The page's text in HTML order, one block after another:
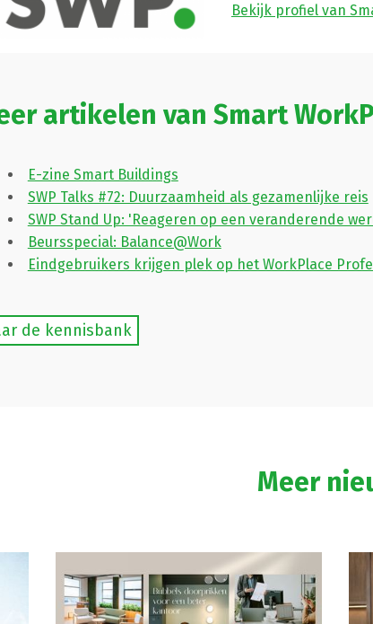
Bekijk profiel van
artikelen van Smart
E-zine Smart Buildings
SWP Talks #72: Duurzaamheid als gezamenlijke reis
SWP Stand Up: 'Reageren op een veranderende
Beursspecial: Balance@Work
Eindgebruikers krijgen plek op het WorkPlace
de kennisbank
Meer